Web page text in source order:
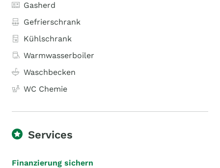
Gasherd
Gefrierschrank
Kühlschrank
Warmwasserboiler
Waschbecken
WC Chemie
Services
Finanzierung sichern